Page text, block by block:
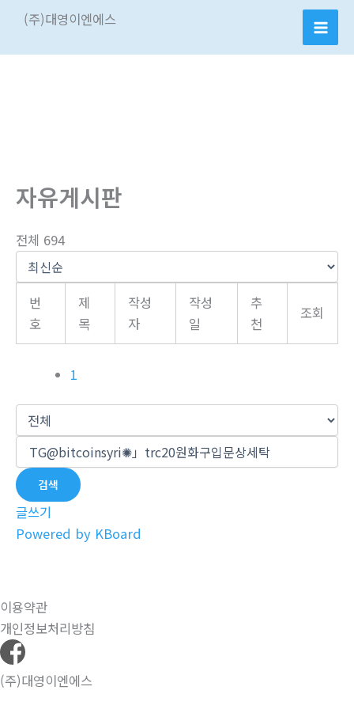
츠
(주)대영이엔에스
자유게시판
전체 694
번
호
제
목
작성
자
작성
일
추
천
조회
1
검색
글쓰기
Powered by KBoard
이용약관
개인정보처리방침
(주)대영이엔에스